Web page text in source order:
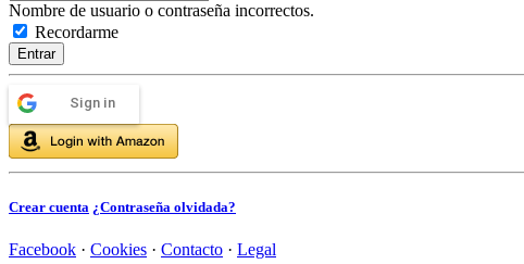
Nombre de usuario o contraseña incorrectos.
Recordarme
Entrar
Sign in
Crear cuenta ¿Contraseña olvidada?
Facebook · Cookies · Contacto · Legal